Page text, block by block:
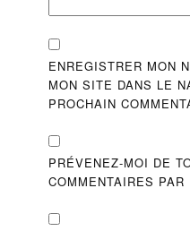
ENREGISTRER MON
MON SITE DANS LE
PROCHAIN
PRÉVENEZ-MOI DE
COMMENTAIRES PAR